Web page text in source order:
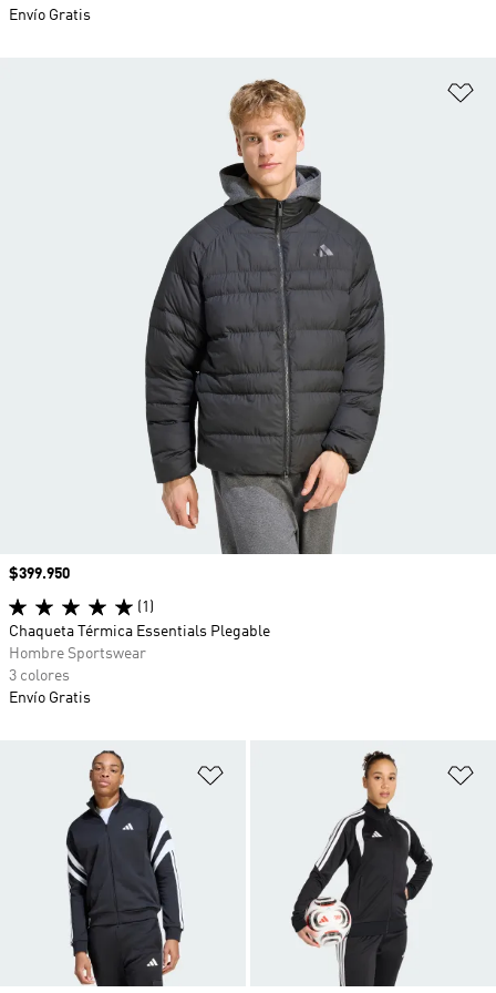
Envío Gratis
Añadir a la lista de deseos
Precio
$399.950
(1)
Chaqueta Térmica Essentials Plegable
Hombre Sportswear
3 colores
Envío Gratis